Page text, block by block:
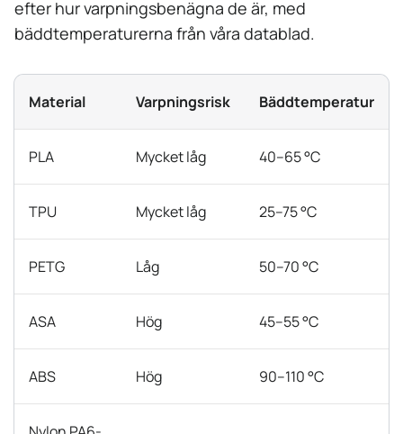
efter hur varpningsbenägna de är, med
bäddtemperaturerna från våra datablad.
Material Varpningsrisk Bäddtemperatur
PLA Mycket låg 40–65 °C
TPU Mycket låg 25–75 °C
PETG Låg 50–70 °C
ASA Hög 45–55 °C
ABS Hög 90–110 °C